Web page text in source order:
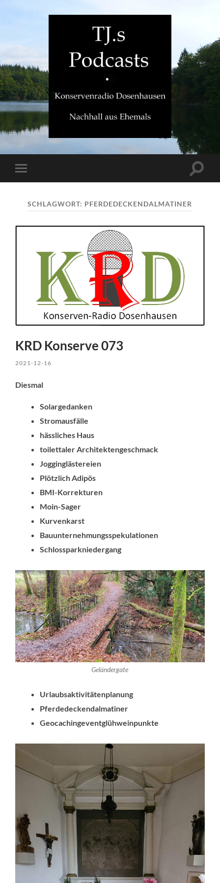
TJ.s
Mobile-
Menü
SCHLAGWORT: PFERDEDECKENDALMATINER
KRD Konserve 073
2021-12-16
Diesmal
Solargedanken
Stromausfälle
hässliches Haus
toilettaler Architektengeschmack
Jogginglästereien
Plötzlich Adipös
BMI-Korrekturen
Moin-Sager
Kurvenkarst
Bauunternehmungsspekulationen
Schlossparkniedergang
Geländergate
Urlaubsaktivitätenplanung
Pferdedeckendalmatiner
Geocachingeventglühweinpunkte